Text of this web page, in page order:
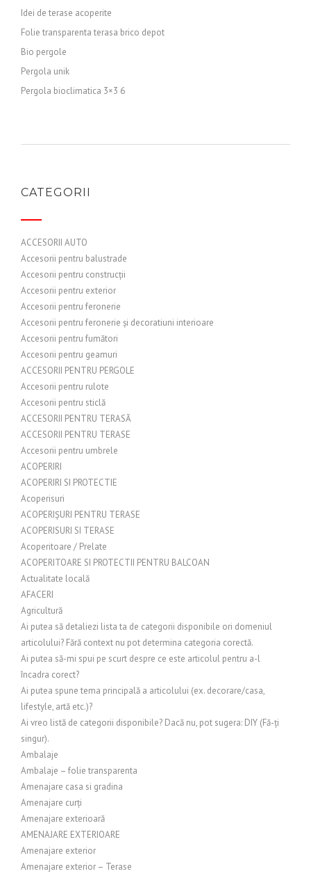
Idei de terase acoperite
Folie transparenta terasa brico depot
Bio pergole
Pergola unik
Pergola bioclimatica 3×3 6
CATEGORII
ACCESORII AUTO
Accesorii pentru balustrade
Accesorii pentru construcții
Accesorii pentru exterior
Accesorii pentru feronerie
Accesorii pentru feronerie și decoratiuni interioare
Accesorii pentru fumători
Accesorii pentru geamuri
ACCESORII PENTRU PERGOLE
Accesorii pentru rulote
Accesorii pentru sticlă
ACCESORII PENTRU TERASĂ
ACCESORII PENTRU TERASE
Accesorii pentru umbrele
ACOPERIRI
ACOPERIRI SI PROTECTIE
Acoperisuri
ACOPERIȘURI PENTRU TERASE
ACOPERISURI SI TERASE
Acoperitoare / Prelate
ACOPERITOARE SI PROTECTII PENTRU BALCOAN
Actualitate locală
AFACERI
Agricultură
Ai putea să detaliezi lista ta de categorii disponibile ori domeniul
articolului? Fără context nu pot determina categoria corectă.
Ai putea să-mi spui pe scurt despre ce este articolul pentru a-l
încadra corect?
Ai putea spune tema principală a articolului (ex. decorare/casa,
lifestyle, artă etc.)?
Ai vreo listă de categorii disponibile? Dacă nu, pot sugera: DIY (Fă-ți
singur).
Ambalaje
Ambalaje – folie transparenta
Amenajare casa si gradina
Amenajare curți
Amenajare exterioară
AMENAJARE EXTERIOARE
Amenajare exterior
Amenajare exterior – Terase